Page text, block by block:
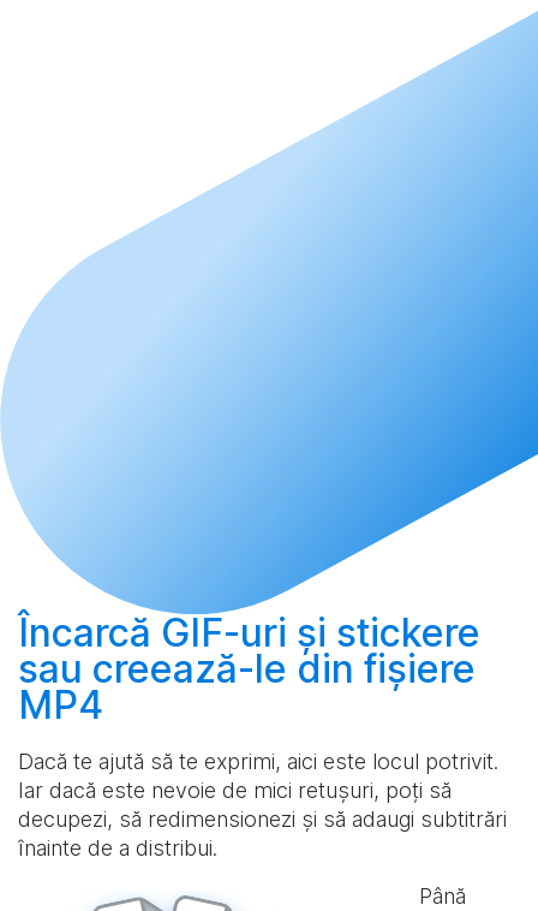
Încarcă GIF-uri și stickere
sau creează-le din fișiere
MP4
Dacă te ajută să te exprimi, aici este locul potrivit.
Iar dacă este nevoie de mici retușuri, poți să
decupezi, să redimensionezi și să adaugi subtitrări
înainte de a distribui.
Până